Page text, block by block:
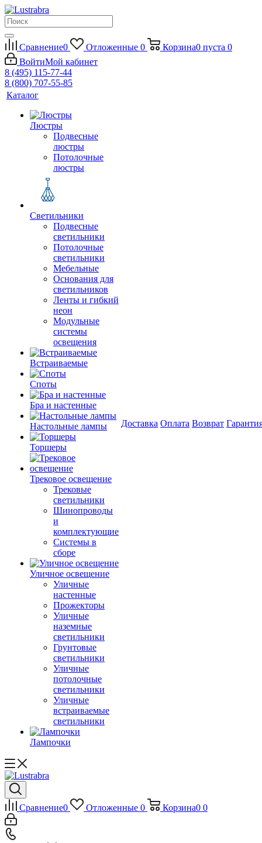
Сравнение0 Отложенные 0 Корзина0 пуста 0
ВойтиМой кабинет
8 (495) 115-77-44
8 (800) 707-55-85
Каталог
Люстры
Подвесные
люстры
Потолочные
люстры
Светильники
Подвесные
светильники
Потолочные
светильники
Мебельные
Основания для
светильников
Ленты и гибкий
неон
Модульные
системы
освещения
Встраиваемые
Споты
Бра и настенные
Настольные лампы
Торшеры
Трековое освещение
Трековые
светильники
Шинопроводы
и
комплектующие
Системы в
сборе
Уличное освещение
Уличные
настенные
Прожекторы
Уличные
наземные
светильники
Грунтовые
светильники
Уличные
потолочные
светильники
Уличные
встраиваемые
светильники
Лампочки
Доставка Оплата Возврат
Сравнение0 Отложенные 0 Корзина0 0